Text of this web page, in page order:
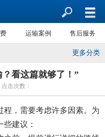
运输案例 售后服务
更多分类
看这篇就够了！”
击次数：
程，需要考虑许多因素。为
建议：